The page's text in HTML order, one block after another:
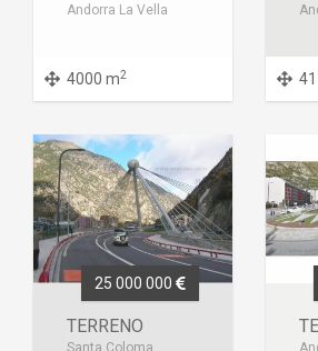
Andorra La Vella
4000 m2
25 000 000
TERRENO